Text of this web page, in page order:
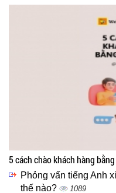
5 cách chào khách hàng
Phỏng vấn tiếng Anh
thế nào?
1089